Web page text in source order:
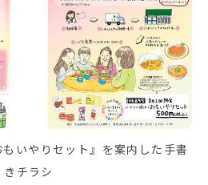
いやりセット』を案内した手書
きチラシ